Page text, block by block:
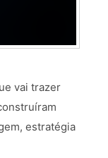
vai trazer
estratégia